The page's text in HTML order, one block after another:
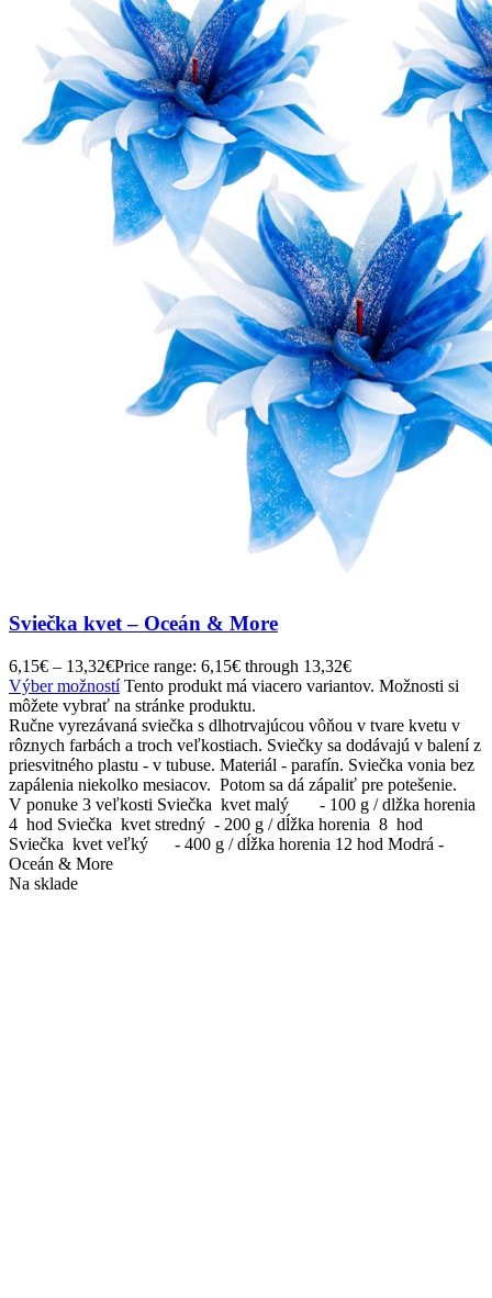
Sviečka kvet – Oceán & More
6,15€ – 13,32€Price range: 6,15€ through 13,32€
Výber možnostíTento produkt má viacero variantov. Možnosti si
môžete vybrať na stránke produktu.
Ručne vyrezávaná sviečka s dlhotrvajúcou vôňou v tvare kvetu v
rôznych farbách a troch veľkostiach. Sviečky sa dodávajú v balení z
priesvitného plastu - v tubuse. Materiál - parafín. Sviečka vonia bez
zapálenia niekolko mesiacov. Potom sa dá zápaliť pre potešenie.
V ponuke 3 veľkosti Sviečka kvet malý - 100 g / dlžka horenia
4 hod Sviečka kvet stredný - 200 g / dĺžka horenia 8 hod
Sviečka kvet veľký - 400 g / dĺžka horenia 12 hod Modrá -
Oceán & More
Na sklade